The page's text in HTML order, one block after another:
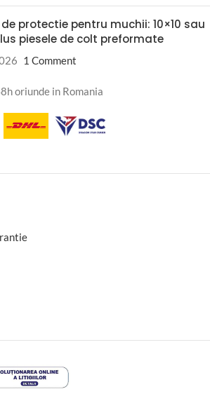
protectie pentru muchii: 10×10 sau
piesele de colt preformate
1 Comment
oriunde in Romania